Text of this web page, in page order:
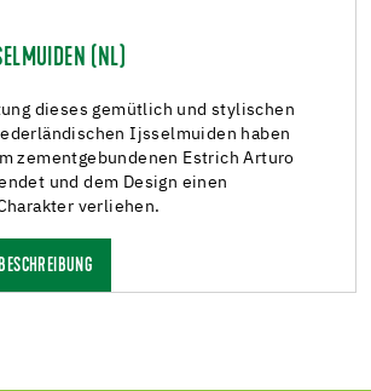
(NL)
dieses gemütlich und stylischen
Ijsselmuiden haben
zementgebundenen Estrich Arturo
und dem Design einen
verliehen.